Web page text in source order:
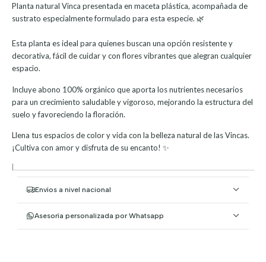
Planta natural Vinca presentada en maceta plástica, acompañada de
sustrato especialmente formulado para esta especie. 🌿
Esta planta es ideal para quienes buscan una opción resistente y
decorativa, fácil de cuidar y con flores vibrantes que alegran cualquier
espacio.
Incluye abono 100% orgánico que aporta los nutrientes necesarios
para un crecimiento saludable y vigoroso, mejorando la estructura del
suelo y favoreciendo la floración.
Llena tus espacios de color y vida con la belleza natural de las Vincas.
¡Cultiva con amor y disfruta de su encanto! ✨
|
Envíos a nivel nacional
Asesoría personalizada por Whatsapp